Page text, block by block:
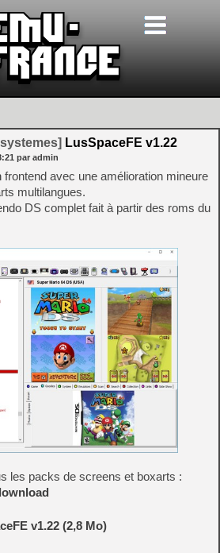
LusSpaceFE v1.22
par admin
avec une amélioration mineure
multilangues.
DS complet fait à partir des roms du
les packs de screens et boxarts :
v1.22 (2,8 Mo)